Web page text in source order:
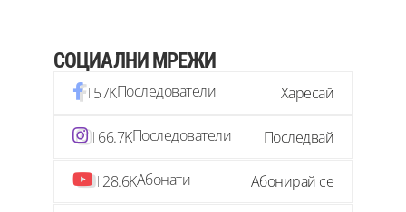
СОЦИАЛНИ МРЕЖИ
57KПоследователи Харесай
66.7KПоследователи Последвай
28.6KАбонати Абонирай се